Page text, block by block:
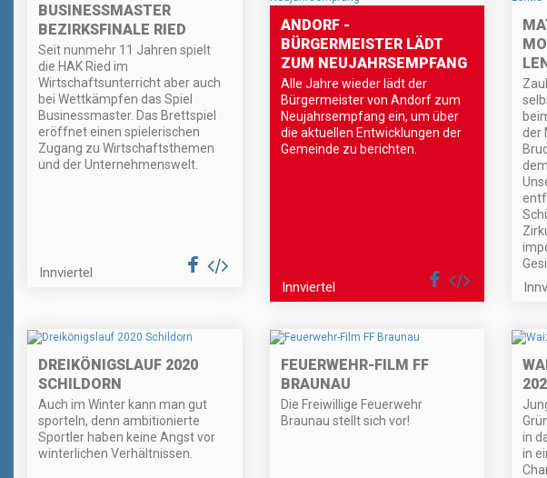
BUSINESSMASTER
BEZIRKSFINALE RIED
Seit nunmehr 11 Jahren spielt
die HAK Ried im
Wirtschaftsunterricht aber auch
bei Wettkämpfen das Spiel
Businessmaster. Das Brettspiel
eröffnet einen spielerischen
Zugang zu Wirtschaftsthemen
und der Unternehmenswelt.
Innviertel
ANDORF -
BÜRGERMEISTER LÄDT
ZUM NEUJAHRSEMPFANG
Alle Jahre wieder lädt der
Bürgermeister von Andorf zum
Neujahrsempfang ein, um über
die aktuellen Entwicklungen der
Gemeinde zu berichten.
Innviertel
der
DREIKÖNIGSLAUF 2020
SCHILDORN
Auch im Winter kann man gut
sporteln, denn ambitionierte
Sportler haben keine Angst vor
winterlichen Verhältnissen.
FEUERWEHR-FILM FF
BRAUNAU
Die Freiwillige Feuerwehr
Braunau stellt sich vor!
in
in